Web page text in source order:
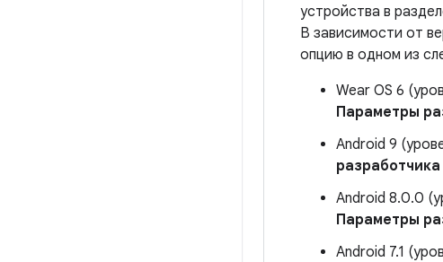
устройства в
В зависимости от
опцию в одном из
Wear OS 6
Параметры
Android 9
Android 8.0.0
Параметры
Android 7.1